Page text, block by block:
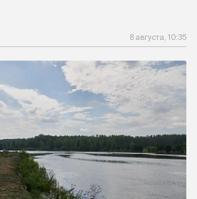
8 августа, 10:35